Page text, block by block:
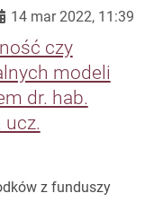
14 mar 2022, 11:39
czy
modeli
dr. hab.
ucz.
z funduszy